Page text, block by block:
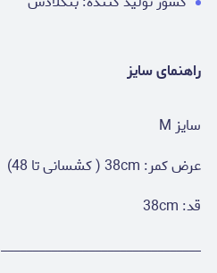
راهنمای سایز
سایز M
عرض کمر: 38cm ( کشسانی تا 48)
قد: 38cm
________________________________